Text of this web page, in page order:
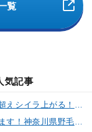
覧
気記事